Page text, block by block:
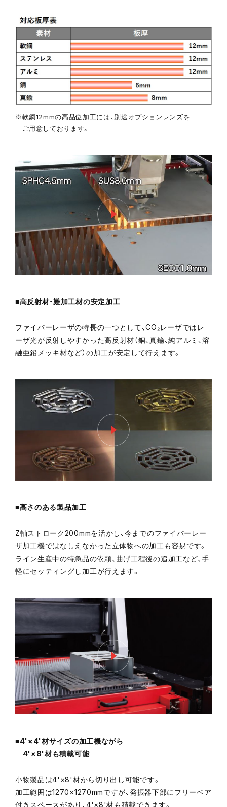
※軟鋼12mmの高品位加工には、別途オプションレンズを
ご用意しております。
■高反射材・難加工材の安定加工
ファイバーレーザの特長の一つとして、CO₂レーザではレ
ーザ光が反射しやすかった高反射材（銅、真鍮、純アルミ、溶
融亜鉛メッキ材など）の加工が安定して行えます。
■高さのある製品加工
Z軸ストローク200mmを活かし、今までのファイバーレー
ザ加工機ではなしえなかった立体物への加工も容易です。
ライン生産中の特急品の依頼、曲げ工程後の追加工など、手
軽にセッティングし加工が行えます。
■4'×4'材サイズの加工機ながら
4'×8'材も積載可能
小物製品は4'×8'材から切り出し可能です。
加工範囲は1270×1270mmですが、発振器下部にフリーベア
付きスペースがあり、4'×8'材も積載できます。